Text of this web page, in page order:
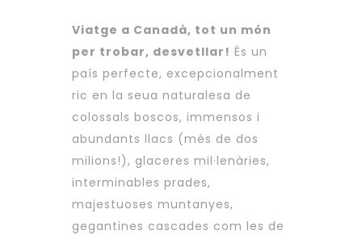
Viatge a Canadà, tot un món
per trobar, desvetllar! És un
país perfecte, excepcionalment
ric en la seua naturalesa de
colossals boscos, immensos i
abundants llacs (més de dos
milions!), glaceres mil·lenàries,
interminables prades,
majestuoses muntanyes,
gegantines cascades com les de